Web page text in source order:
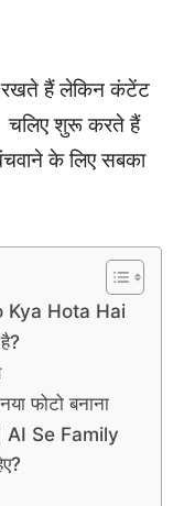
रखते हैं लेकिन कंटेंट
चलिए शुरू करते हैं
के लिए सबका
Kya Hota Hai
फोटो बनाना
AI Se Family